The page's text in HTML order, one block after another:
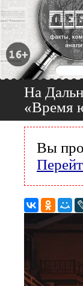
На
«Время
Вы